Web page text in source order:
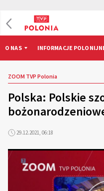
O NAS INFORMACJE
ZOOM TVP Polonia
Polska: Polskie
29.12.2021, 06:18